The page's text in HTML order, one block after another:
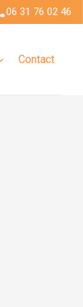
06 31 76 02 46
Contact